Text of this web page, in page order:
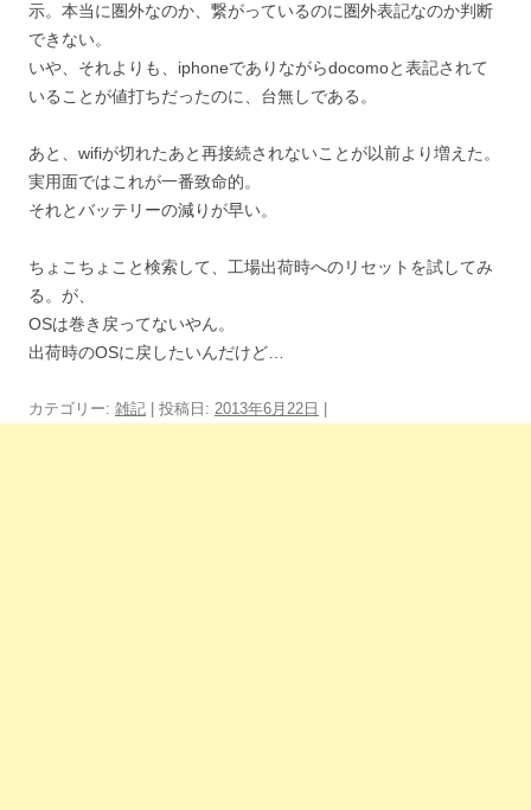
示。本当に圏外なのか、繋がっているのに圏外表記なのか判断
できない。
いや、それよりも、iphoneでありながらdocomoと表記されて
いることが値打ちだったのに、台無しである。
あと、wifiが切れたあと再接続されないことが以前より増えた。
実用面ではこれが一番致命的。
それとバッテリーの減りが早い。
ちょこちょこと検索して、工場出荷時へのリセットを試してみ
る。が、
OSは巻き戻ってないやん。
出荷時のOSに戻したいんだけど…
カテゴリー: 雑記 | 投稿日: 2013年6月22日